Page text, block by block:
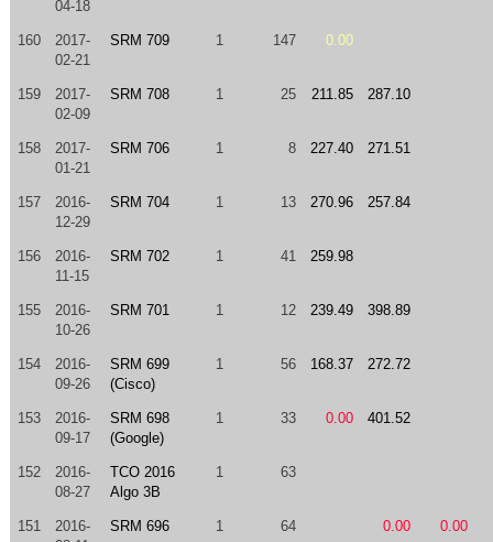
04-18
160
2017-
02-21
SRM 709 1 147 0.00
159
2017-
02-09
SRM 708 1 25 211.85 287.10
158
2017-
01-21
SRM 706 1 8 227.40 271.51
157
2016-
12-29
SRM 704 1 13 270.96 257.84
156
2016-
11-15
SRM 702 1 41 259.98
155
2016-
10-26
SRM 701 1 12 239.49 398.89
154
2016-
09-26
SRM 699
(Cisco)
1 56 168.37 272.72
153
2016-
09-17
SRM 698
(Google)
1 33 0.00 401.52
152
2016-
08-27
TCO 2016
Algo 3B
1 63
151
2016-
SRM 696 1 64 0.00 0.00